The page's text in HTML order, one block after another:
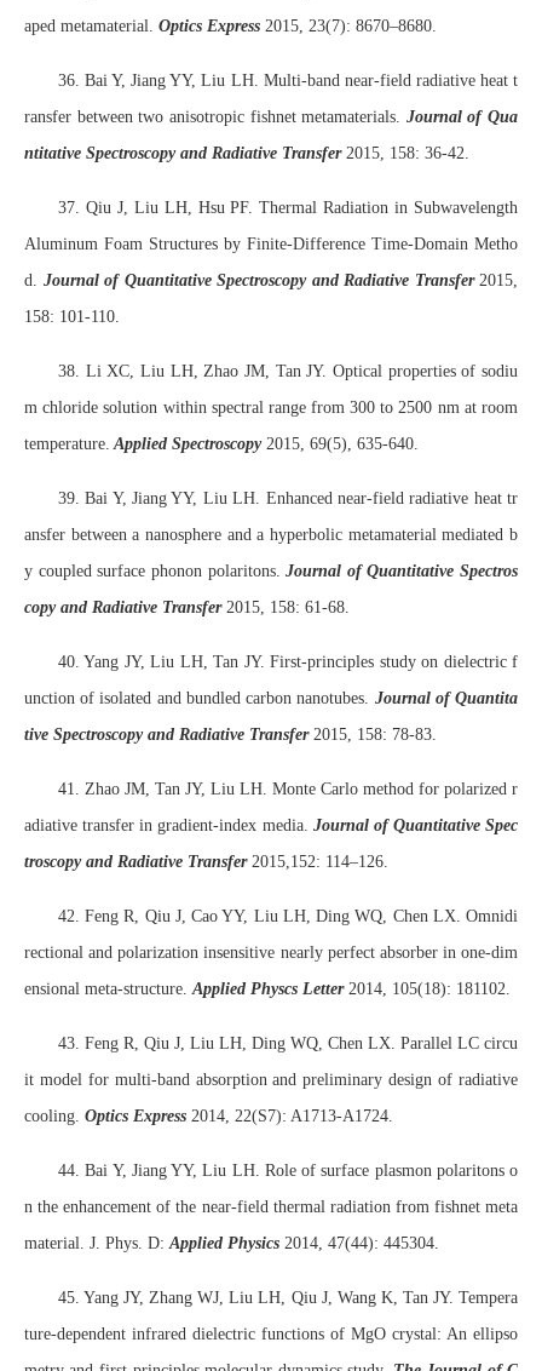
aped metamaterial. Optics Express 2015, 23(7): 8670–8680.
36. Bai Y, Jiang YY, Liu LH. Multi-band near-field radiative heat t
ransfer between two anisotropic fishnet metamaterials. Journal of Qua
ntitative Spectroscopy and Radiative Transfer 2015, 158: 36-42.
37. Qiu J, Liu LH, Hsu PF. Thermal Radiation in Subwavelength
Aluminum Foam Structures by Finite-Difference Time-Domain Metho
d. Journal of Quantitative Spectroscopy and Radiative Transfer2015,
158: 101-110.
38. Li XC, Liu LH, Zhao JM, Tan JY. Optical properties of sodiu
m chloride solution within spectral range from 300 to 2500 nm at room
temperature. Applied Spectroscopy 2015, 69(5), 635-640.
39. Bai Y, Jiang YY, Liu LH. Enhanced near-field radiative heat tr
ansfer between a nanosphere and a hyperbolic metamaterial mediated b
y coupled surface phonon polaritons.Journal of Quantitative Spectros
copy and Radiative Transfer2015, 158: 61-68.
40. Yang JY, Liu LH, Tan JY. First-principles study on dielectric f
unction of isolated and bundled carbon nanotubes. Journal of Quantita
tive Spectroscopy and Radiative Transfer2015, 158: 78-83.
41. Zhao JM, Tan JY, Liu LH. Monte Carlo method for polarized r
adiative transfer in gradient-index media. Journal of Quantitative Spec
troscopy and Radiative Transfer 2015,152: 114–126.
42. Feng R, Qiu J, Cao YY, Liu LH, Ding WQ, Chen LX. Omnidi
rectional and polarization insensitive nearly perfect absorber in one-dim
ensional meta-structure. Applied Physcs Letter2014, 105(18): 181102.
43. Feng R, Qiu J, Liu LH, Ding WQ, Chen LX. Parallel LC circu
it model for multi-band absorption and preliminary design of radiative
cooling. Optics Express 2014, 22(S7): A1713-A1724.
44. Bai Y, Jiang YY, Liu LH. Role of surface plasmon polaritons o
n the enhancement of the near-field thermal radiation from fishnet meta
material. J. Phys. D: Applied Physics 2014, 47(44): 445304.
45. Yang JY, Zhang WJ, Liu LH, Qiu J, Wang K, Tan JY. Tempera
ture-dependent infrared dielectric functions of MgO crystal: An ellipso